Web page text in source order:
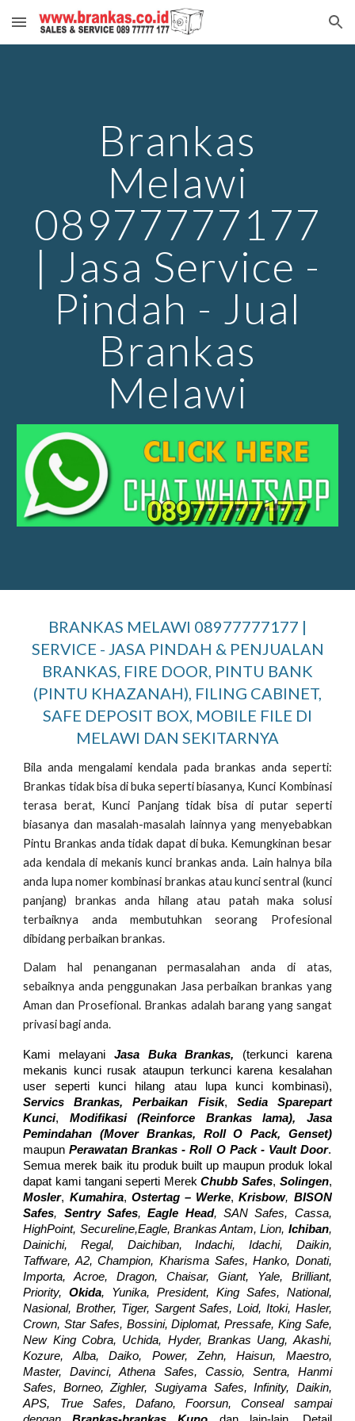
Skip to main content Skip to navigation
Brankas
Melawi
08977777177
| Jasa Service -
Pindah - Jual
Brankas
Melawi
BRANKAS MELAWI 08977777177 |
SERVICE - JASA PINDAH & PENJUALAN
BRANKAS, FIRE DOOR, PINTU BANK
(PINTU KHAZANAH), FILING CABINET,
SAFE DEPOSIT BOX, MOBILE FILE DI
MELAWI DAN SEKITARNYA
Bila anda mengalami kendala pada brankas anda seperti:
Brankas tidak bisa di buka seperti biasanya, Kunci Kombinasi
terasa berat, Kunci Panjang tidak bisa di putar seperti
biasanya dan masalah-masalah lainnya yang menyebabkan
Pintu Brankas anda tidak dapat di buka. Kemungkinan besar
ada kendala di mekanis kunci brankas anda. Lain halnya bila
anda lupa nomer kombinasi brankas atau kunci sentral (kunci
panjang) brankas anda hilang atau patah maka solusi
terbaiknya anda membutuhkan seorang Profesional
dibidang perbaikan brankas.
Dalam hal penanganan permasalahan anda di atas,
sebaiknya anda penggunakan Jasa perbaikan brankas yang
Aman dan Prosefional. Brankas adalah barang yang sangat
privasi bagi anda.
Kami melayani Jasa Buka Brankas, (terkunci karena
mekanis kunci rusak ataupun terkunci karena kesalahan
user seperti kunci hilang atau lupa kunci kombinasi),
Servics Brankas, Perbaikan Fisik, Sedia Sparepart
Kunci, Modifikasi (Reinforce Brankas lama), Jasa
Pemindahan (Mover
Brankas, Roll O Pack, Genset)
maupunPerawatan Brankas - Roll O Pack - Vault Door.
Semua merek baik itu produk built up maupun produk lokal
dapat kami tangani seperti MerekChubb Safes, Solingen,
Mosler, Kumahira, Ostertag – Werke,Krisbow, BISON
Safes, Sentry Safes,Eagle Head, SAN Safes, Cassa,
HighPoint, Secureline,Eagle, Brankas Antam, Lion, Ichiban,
Dainichi, Regal, Daichiban, Indachi, Idachi, Daikin,
Taffware, A2, Champion, Kharisma Safes, Hanko, Donati,
Importa, Acroe, Dragon, Chaisar, Giant, Yale, Brilliant,
Priority,Okida, Yunika, President, King Safes, National,
Nasional, Brother, Tiger, Sargent Safes, Loid, Itoki, Hasler,
Crown, Star Safes, Bossini, Diplomat, Pressafe, King Safe,
New King Cobra, Uchida, Hyder, Brankas Uang, Akashi,
Kozure, Alba, Daiko, Power, Zehn, Haisun, Maestro,
Master, Davinci, Athena Safes, Cassio, Sentra, Hanmi
Safes, Borneo, Zighler, Sugiyama Safes, Infinity, Daikin,
APS, True Safes, Dafano, Foorsun, Conseal sampai